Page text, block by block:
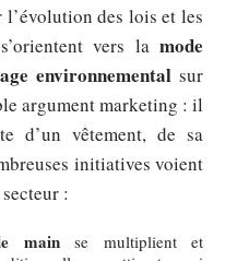
l’évolution des lois et les
vers la mode
environnemental sur
argument marketing : il
d’un vêtement, de sa
initiatives voient
:
mainse multiplient et